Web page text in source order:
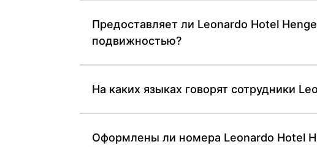
Предоставляет ли Leonardo Hotel
подвижностью?
На каких языках говорят сотрудники
Оформлены ли номера Leonardo Hotel